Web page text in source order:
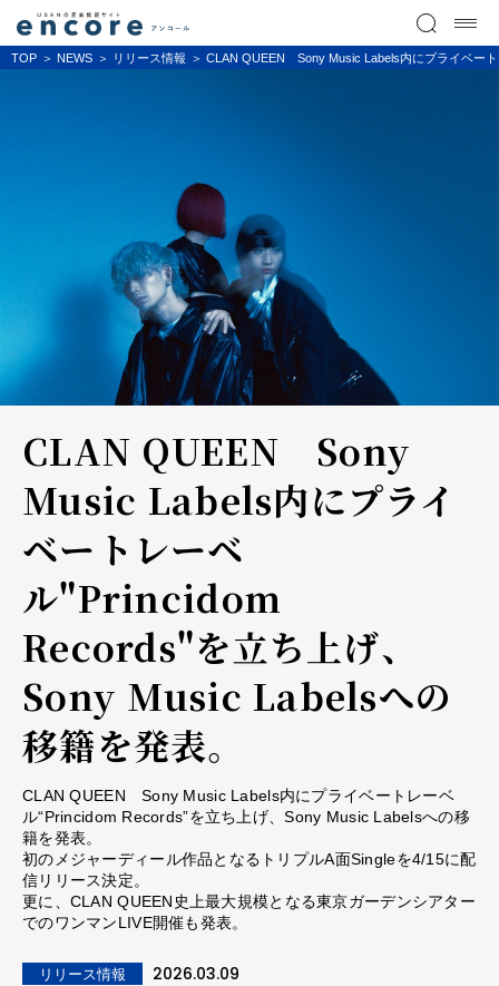
TOP NEWS リリース情報 CLAN QUEEN Sony Music Labels内にプライベー
CLAN QUEEN Sony
Music Labels内にプライ
ベートレーベ
ル"Princidom
Records"を立ち上げ、
Sony Music Labelsへの
移籍を発表。
CLAN QUEEN Sony Music Labels内にプライベートレーベ
ル“Princidom Records”を立ち上げ、Sony Music Labelsへの移
籍を発表。
初のメジャーディール作品となるトリプルA面Singleを4/15に配
信リリース決定。
更に、CLAN QUEEN史上最大規模となる東京ガーデンシアター
でのワンマンLIVE開催も発表。
リリース情報 2026.03.09